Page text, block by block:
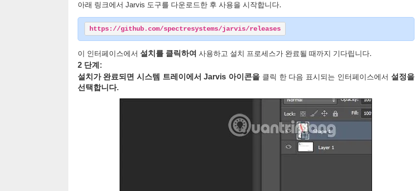
아래 링크에서 Jarvis 도구를 다운로드한 후 사용을 시작합니다.
https://github.com/spectresystems/jarvis/releases
이 인터페이스에서 설치를 클릭하여 사용하고 설치 프로세스가 완료될 때까지 기다립니다.
2 단계:
설치가 완료되면 시스템 트레이에서 Jarvis 아이콘을 클릭 한 다음 표시되는 인터페이스에서 설정을
선택합니다.